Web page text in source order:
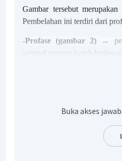
Gambar tersebut
Pembelahan ini terdiri dari
-Profase (gambar 2) →
sentriol menuju kutub
Buka akses